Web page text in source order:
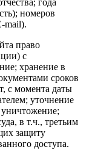
номеров
mail).
право
с
хранение в
сроков
с момента даты
уточнение
в т.ч., третьим
защиту
доступа.